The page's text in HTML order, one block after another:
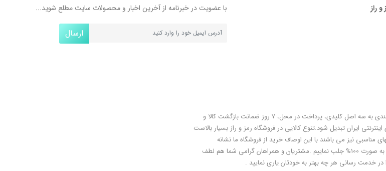
راز با عضویت در خبرنامه از آخرین اخبار و محصولات سایت مطلع شوید...
ارسال
فروشگاه رمز و راز به عنوان یکی از قدیمی‌ترین فروشگاه های اینترنتی با بیش از یک دهه تجربه، با پایبندی به سه اصل کلیدی، پرداخت در محل، 7 روز ضمانت بازگشت کالا و
ایران تبدیل شود.تنوع کالایی در فروشگاه رمز و راز بسیار بالاست
مناسبی نیز می باشند با این اوصاف خرید از فروشگاه ما نشانه
هوشمندی شماست و مطمئنا ما هم به پاس درایت و هوشمندی شما سعی خواهیم کرد رضایت شما را به صورت 100% جلب نماییم .مشتریان و همراهان گرامی شما هم لطف
خدمت رسانی هر چه بهتر به خودتان یاری نمایید .